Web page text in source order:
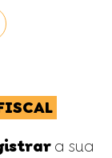
a sua